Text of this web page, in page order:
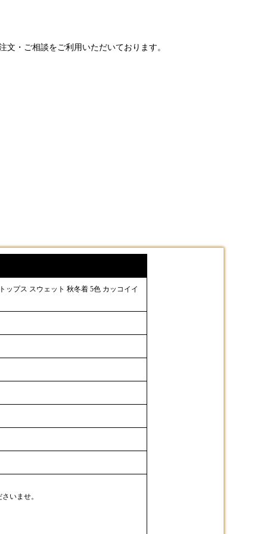
・ご相談をご利用いただいております。
ップス スウェット 秋冬着 5色 カッコイイ
いませ。